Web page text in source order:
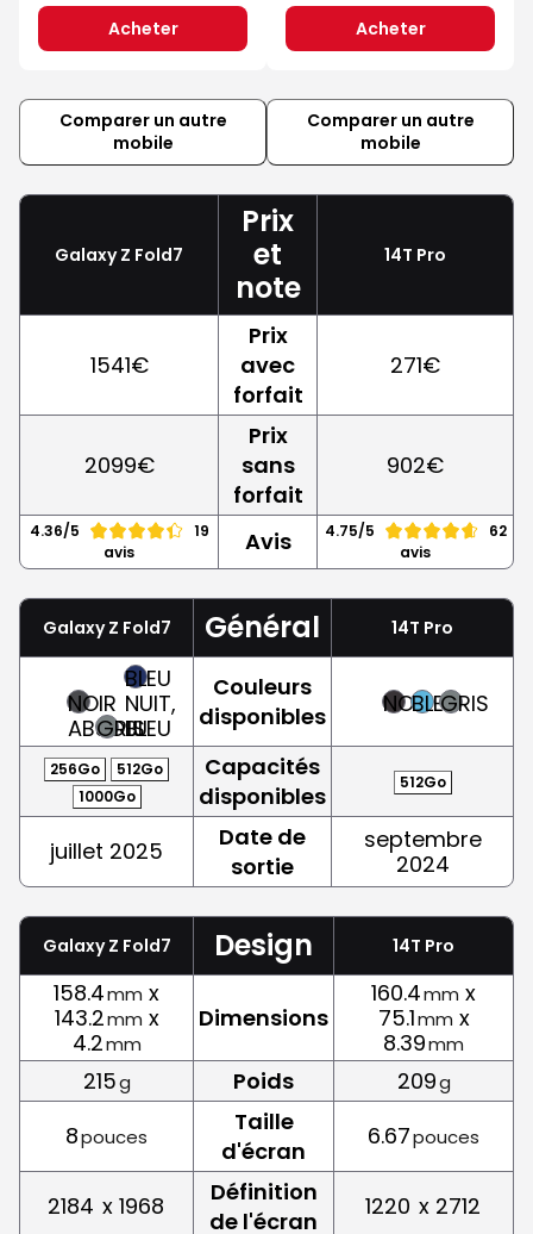
Acheter
Acheter
Comparer un autre
mobile
Comparer un autre
mobile
Galaxy Z Fold7
Prix
et
note
14T Pro
1541€
Prix
avec
forfait
271€
2099€
Prix
sans
forfait
902€
4.36/5
19
avis
Avis 4.75/5
62
avis
Galaxy Z Fold7 Général 14T Pro
NOIR
ABSOLU
GRIS
BLEU
NUIT,
BLEU
Couleurs
disponibles
NOIRBLEUGRIS
256Go
512Go
1000Go
Capacités
disponibles
512Go
juillet 2025
Date de
sortie
septembre
2024
Galaxy Z Fold7 Design 14T Pro
158.4mm x
143.2mm x
4.2mm
Dimensions
160.4mm x
75.1mm x
8.39mm
215g Poids 209g
8pouces
Taille
d'écran
6.67pouces
2184 x 1968
Définition
de l'écran
1220 x 2712